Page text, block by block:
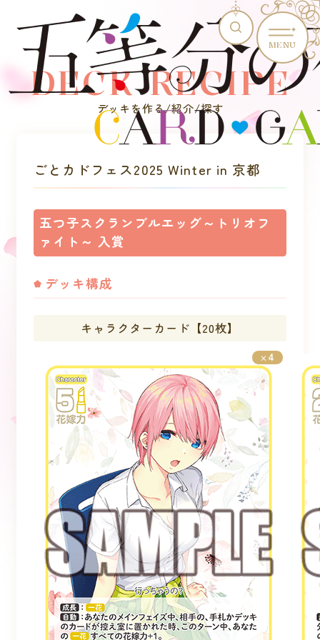
MENU
DECK RECIPE
デッキを作る/紹介/探す
ごとカドフェス2025 Winter in 京都
五つ子スクランブルエッグ～トリオフ
ァイト～ 入賞
デッキ構成
キャラクターカード【20枚】
× 4